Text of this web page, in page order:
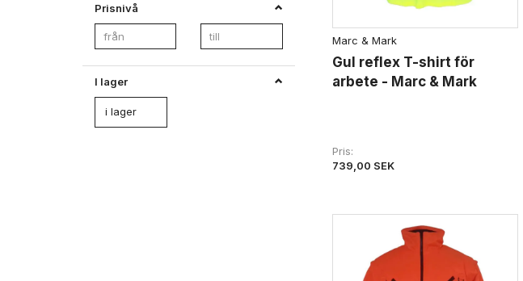
Prisnivå
I lager
i lager
Marc & Mark
Gul reflex T-shirt för
arbete - Marc & Mark
Pris
739,00 SEK